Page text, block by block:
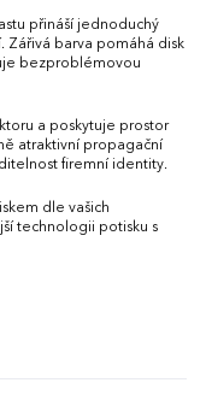
přináší jednoduchý
Zářivá barva pomáhá disk
bezproblémovou
a poskytuje prostor
atraktivní propagační
firemní identity.
dle vašich
technologii potisku s